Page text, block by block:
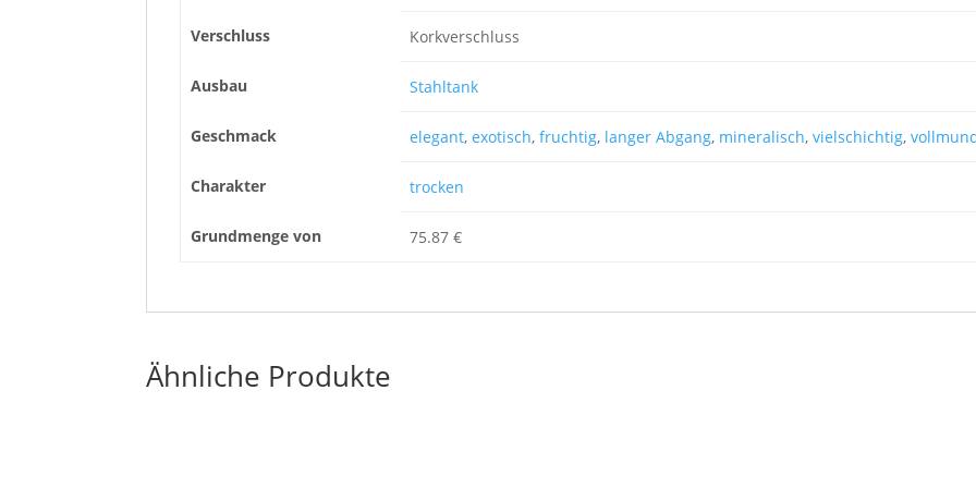
Verschluss Korkverschluss
Ausbau Stahltank
Geschmack elegant, exotisch, fruchtig, langer Abgang, mineralisch, vielschichtig,
Charakter trocken
Grundmenge von 75.87 €
Ähnliche Produkte